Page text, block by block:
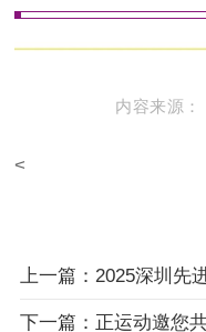
内容来源：
<